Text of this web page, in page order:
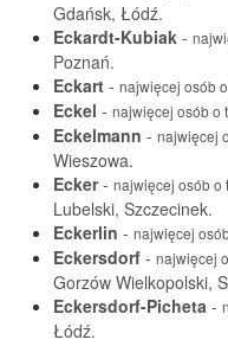
Gdańsk, Łódź.
Eckardt-Kubiak -
Poznań.
Eckart - najwięcej osób
Eckel - najwięcej osób o
Eckelmann - najwięcej
Wieszowa.
Ecker- najwięcej osób o
Lubelski, Szczecinek.
Eckerlin - najwięcej
Eckersdorf - najwięcej
Gorzów Wielkopolski,
Eckersdorf-Picheta -
Łódź.